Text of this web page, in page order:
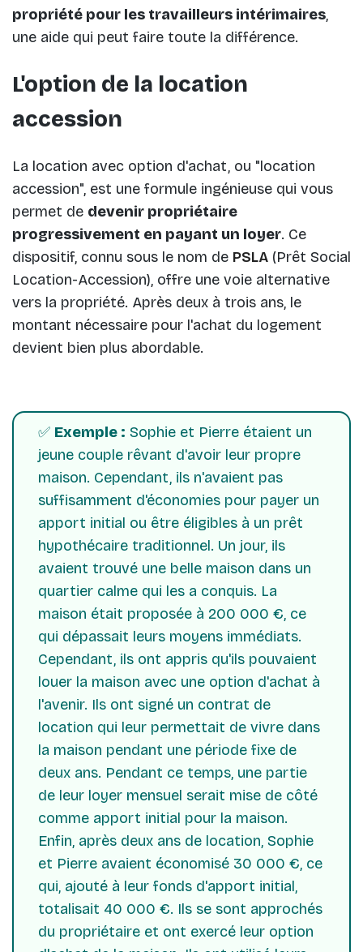
propriété pour les travailleurs intérimaires,
une aide qui peut faire toute la différence.
L'option de la location
accession
La location avec option d'achat, ou "location
accession", est une formule ingénieuse qui vous
permet de devenir propriétaire
progressivement en payant un loyer. Ce
dispositif, connu sous le nom de PSLA (Prêt Social
Location-Accession), offre une voie alternative
vers la propriété. Après deux à trois ans, le
montant nécessaire pour l'achat du logement
devient bien plus abordable.
✅ Exemple : Sophie et Pierre étaient un
jeune couple rêvant d'avoir leur propre
maison. Cependant, ils n'avaient pas
suffisamment d'économies pour payer un
apport initial ou être éligibles à un prêt
hypothécaire traditionnel. Un jour, ils
avaient trouvé une belle maison dans un
quartier calme qui les a conquis. La
maison était proposée à 200 000 €, ce
qui dépassait leurs moyens immédiats.
Cependant, ils ont appris qu'ils pouvaient
louer la maison avec une option d'achat à
l'avenir. Ils ont signé un contrat de
location qui leur permettait de vivre dans
la maison pendant une période fixe de
deux ans. Pendant ce temps, une partie
de leur loyer mensuel serait mise de côté
comme apport initial pour la maison.
Enfin, après deux ans de location, Sophie
et Pierre avaient économisé 30 000 €, ce
qui, ajouté à leur fonds d'apport initial,
totalisait 40 000 €. Ils se sont approchés
du propriétaire et ont exercé leur option